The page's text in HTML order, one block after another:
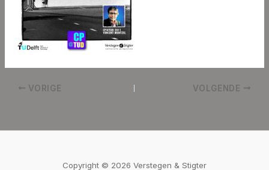
VORIGE VOLGENDE
Copyright © 2026 Verstegen & Stigter